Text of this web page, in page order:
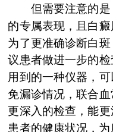
但需要注意的是
的专属表现，且白
为了更准确诊断白
议患者做进一步的
用到的一种仪器，
免漏诊情况，联合
更深入的检查，能
患者的健康状况，为